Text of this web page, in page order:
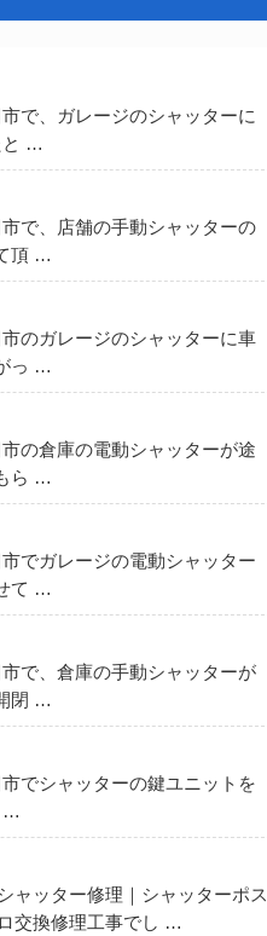
で、ガレージのシャッターに
と …
で、店舗の手動シャッターの
頂 …
のガレージのシャッターに車
っ …
の倉庫の電動シャッターが途
ら …
でガレージの電動シャッター
て …
で、倉庫の手動シャッターが
閉 …
でシャッターの鍵ユニットを
…
ャッター修理｜シャッターポス
交換修理工事でし …